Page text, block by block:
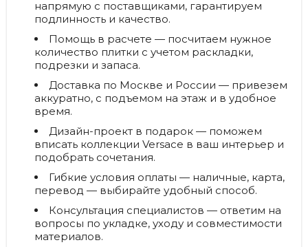
напрямую с поставщиками, гарантируем
подлинность и качество.
Помощь в расчете — посчитаем нужное
количество плитки с учетом раскладки,
подрезки и запаса.
Доставка по Москве и России — привезем
аккуратно, с подъемом на этаж и в удобное
время.
Дизайн-проект в подарок — поможем
вписать коллекции Versace в ваш интерьер и
подобрать сочетания.
Гибкие условия оплаты — наличные, карта,
перевод — выбирайте удобный способ.
Консультация специалистов — ответим на
вопросы по укладке, уходу и совместимости
материалов.